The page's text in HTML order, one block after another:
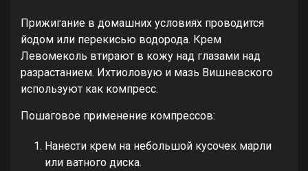
Прижигание в домашних условиях проводится
йодом или перекисью водорода. Крем
Левомеколь втирают в кожу над глазами над
разрастанием. Ихтиоловую и мазь Вишневского
используют как компресс.
Пошаговое применение компрессов:
Нанести крем на небольшой кусочек марли
или ватного диска.